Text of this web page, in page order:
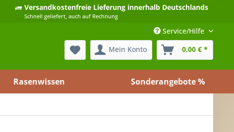
Versandkostenfreie Lieferung innerhalb Deutschlands
Schnell geliefert, auch auf Rechnung
Service/Hilfe
Mein Konto
0,00 € *
Sonderangebote %
Rasenwissen